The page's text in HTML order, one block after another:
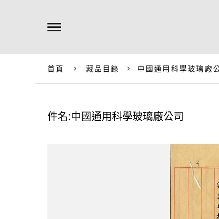
首頁 藏品目錄 中國通用科學玻璃廠
件名:中國通用科學玻璃廠公司